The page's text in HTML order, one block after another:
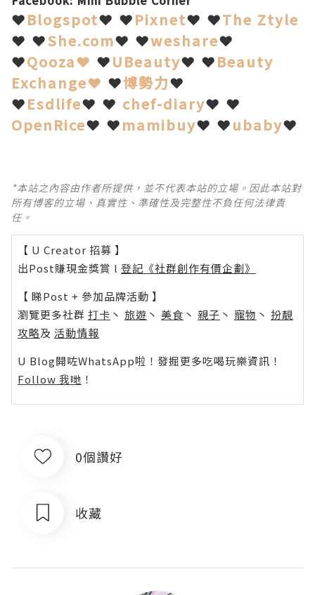
❤Blogspot❤ ❤Pixnet❤ ❤The Ztyle
❤ ❤She.com❤ ❤weshare❤
❤Qooza❤ ❤UBeauty❤ ❤Beauty
Exchange❤ ❤博勢力❤
❤Esdlife❤ ❤ chef-diary❤ ❤
OpenRice❤ ❤mamibuy❤ ❤ubaby❤
*本站之內容由作者所提供，並不代表本站的立場。因此本站對
所有博客的立場、真實性、準確性及完整性不負任何法律責
任。
【 U Creator 招募 】
出Post賺現金獎賞 l 登記《社群創作有價企劃》
【 睇Post + 參加品牌活動 】
瀏覽更多社群 打卡 丶 旅遊 丶 美食 丶 親子 丶 寵物 丶 扮靚
攻略及 活動情報
U Blog開咗WhatsApp啦！發掘更多吃喝玩樂資訊！
Follow 我哋 ！
0個讚好
收藏